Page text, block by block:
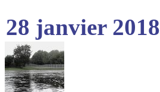
28 janvier 2018